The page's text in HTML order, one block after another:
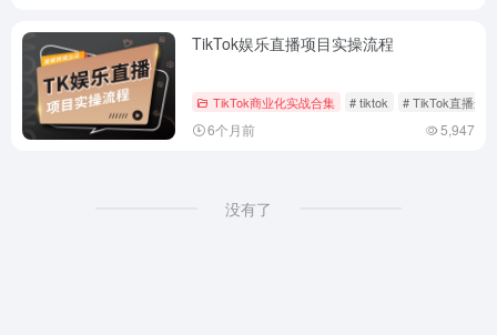
TikTok娱乐直播项目实操流程
TikTok商业化实战合集 # tiktok # TikTok直播运营
6个月前 5,947
没有了